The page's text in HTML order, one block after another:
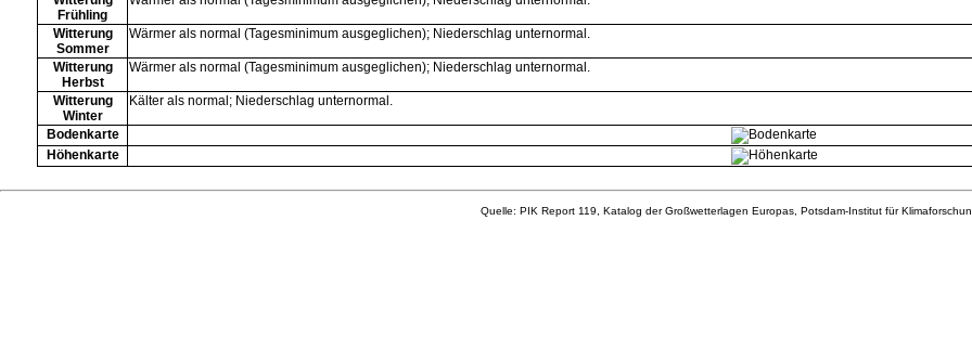
Frühling
Witterung
Sommer
Wärmer als normal (Tagesminimum ausgeglichen); Niederschlag unternormal.
Witterung
Herbst
Wärmer als normal (Tagesminimum ausgeglichen); Niederschlag unternormal.
Witterung
Winter
Kälter als normal; Niederschlag unternormal.
Bodenkarte
Höhenkarte
Quelle: PIK Report 119, Katalog der Großwetterlagen Europas, Potsdam-Institut für